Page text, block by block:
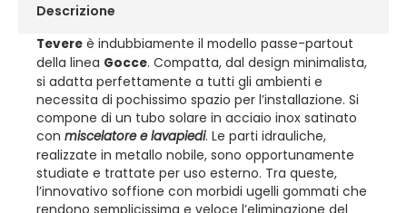
Descrizione
Tevere è indubbiamente il modello passe-partout
della linea Gocce. Compatta, dal design minimalista,
si adatta perfettamente a tutti gli ambienti e
necessita di pochissimo spazio per l’installazione. Si
compone di un tubo solare in acciaio inox satinato
con miscelatore e lavapiedi. Le parti idrauliche,
realizzate in metallo nobile, sono opportunamente
studiate e trattate per uso esterno. Tra queste,
l’innovativo soffione con morbidi ugelli gommati che
rendono semplicissima e veloce l’eliminazione del